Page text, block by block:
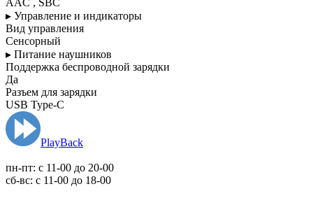
▸ Управление и индикаторы
Вид управления
Сенсорный
▸ Питание наушников
Поддержка беспроводной зарядки
Да
Разъем для зарядки
USB Type-C
PlayBack
пн-пт: c 11-00 до 20-00
сб-вс: с 11-00 до 18-00